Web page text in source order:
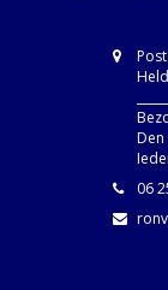
Den
06